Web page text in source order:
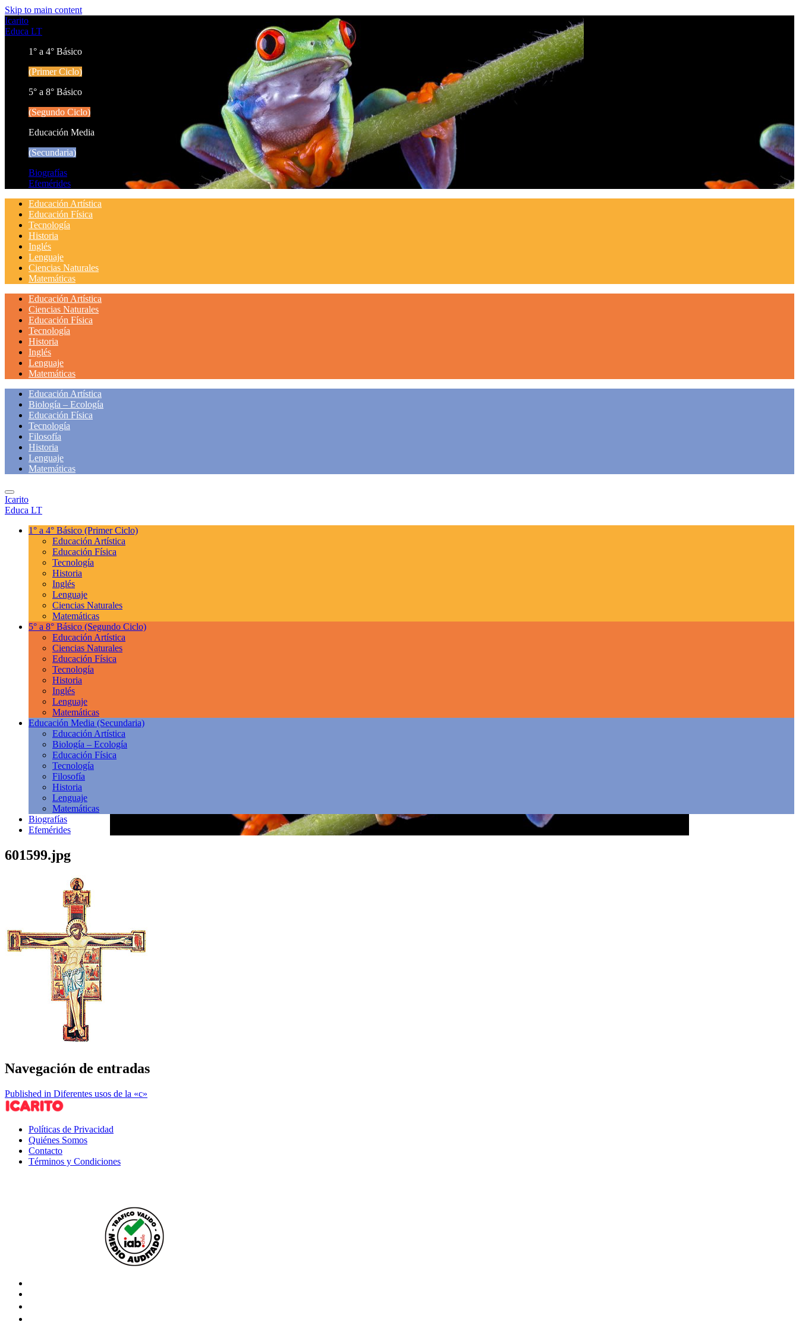
Skip to main content
Icarito
Educa LT
1° a 4° Básico
(Primer Ciclo)
5° a 8° Básico
(Segundo Ciclo)
Educación Media
(Secundaria)
Biografías
Efemérides
Educación Artística
Educación Física
Tecnología
Historia
Inglés
Lenguaje
Ciencias Naturales
Matemáticas
Educación Artística
Ciencias Naturales
Educación Física
Tecnología
Historia
Inglés
Lenguaje
Matemáticas
Educación Artística
Biología – Ecología
Educación Física
Tecnología
Filosofía
Historia
Lenguaje
Matemáticas
Icarito
Educa LT
1° a 4° Básico (Primer Ciclo)
Educación Artística
Educación Física
Tecnología
Historia
Inglés
Lenguaje
Ciencias Naturales
Matemáticas
5° a 8° Básico (Segundo Ciclo)
Educación Artística
Ciencias Naturales
Educación Física
Tecnología
Historia
Inglés
Lenguaje
Matemáticas
Educación Media (Secundaria)
Educación Artística
Biología – Ecología
Educación Física
Tecnología
Filosofía
Historia
Lenguaje
Matemáticas
Biografías
Efemérides
601599.jpg
Navegación de entradas
Published in Diferentes usos de la «c»
Políticas de Privacidad
Quiénes Somos
Contacto
Términos y Condiciones